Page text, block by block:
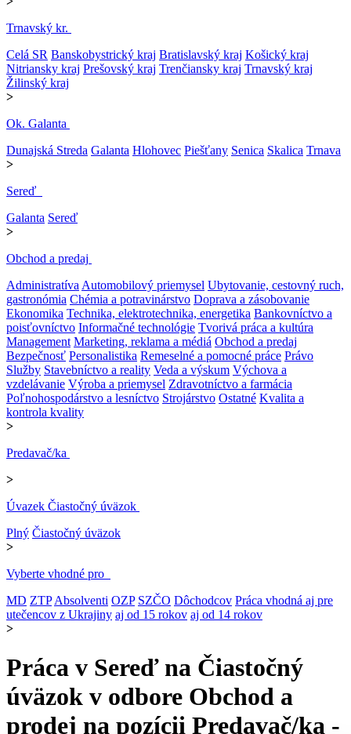
Trnavský kr.
Celá SR Banskobystrický kraj Bratislavský kraj Košický kraj
Nitriansky kraj Prešovský kraj Trenčiansky kraj Trnavský kraj
Žilinský kraj
>
Ok. Galanta
Dunajská Streda Galanta Hlohovec Piešťany Senica Skalica Trnava
>
Sereď
Galanta Sereď
>
Obchod a predaj
AdministratívaAutomobilový priemysel Ubytovanie, cestovný ruch,
gastronómia Chémia a potravinárstvo Doprava a zásobovanie
Ekonomika Technika, elektrotechnika, energetika Bankovníctvo a
poisťovníctvo Informačné technológie Tvorivá práca a kultúra
Management Marketing, reklama a médiá Obchod a predaj
Bezpečnosť Personalistika Remeselné a pomocné práce Právo
Služby Stavebníctvo a reality Veda a výskum Výchova a
vzdelávanie Výroba a priemysel Zdravotníctvo a farmácia
Poľnohospodárstvo a lesníctvo Strojárstvo Ostatné Kvalita a
kontrola kvality
>
Predavač/ka
>
Úvazek Čiastočný úväzok
Plný Čiastočný úväzok
>
Vyberte vhodné pro
MD ZTPAbsolventi OZP SZČO Dôchodcov Práca vhodná aj pre
utečencov z Ukrajiny aj od 15 rokov aj od 14 rokov
>
Práca v Sereď na Čiastočný
úväzok v odbore Obchod a
prodej na pozícii Predavač/ka -